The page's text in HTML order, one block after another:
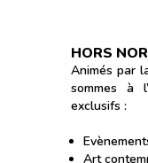
HORS
Animés par
sommes à
exclusifs :
Art